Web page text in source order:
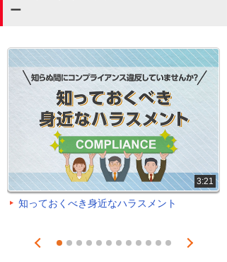
ー
3:21
知っておくべき身近なハラスメント
Prev
1 2 3 4 5 6 7 8 9 101112
Next